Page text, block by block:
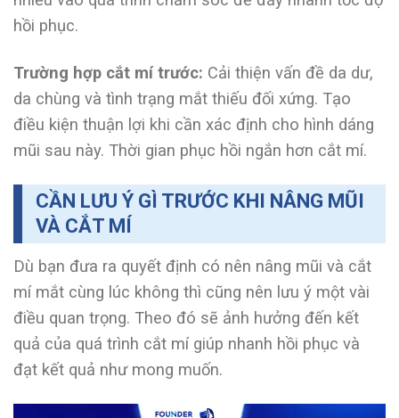
hồi phục.
Trường hợp cắt mí trước: Cải thiện vấn đề da dư,
da chùng và tình trạng mắt thiếu đối xứng. Tạo
điều kiện thuận lợi khi cần xác định cho hình dáng
mũi sau này. Thời gian phục hồi ngắn hơn cắt mí.
CẦN LƯU Ý GÌ TRƯỚC KHI NÂNG MŨI
VÀ CẮT MÍ
Dù bạn đưa ra quyết định có nên nâng mũi và cắt
mí mắt cùng lúc không thì cũng nên lưu ý một vài
điều quan trọng. Theo đó sẽ ảnh hưởng đến kết
quả của quá trình cắt mí giúp nhanh hồi phục và
đạt kết quả như mong muốn.